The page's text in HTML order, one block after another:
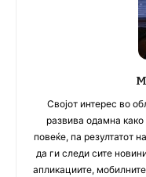
Својот интерес во
развива одамна
повеќе, па резултатот
да ги следи сите
апликациите,